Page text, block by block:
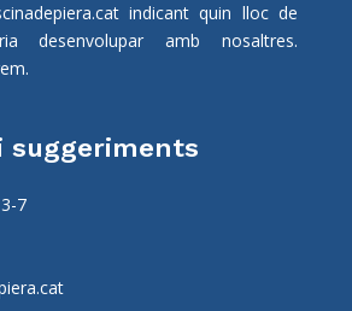
indicant quin lloc de
desenvolupar amb nosaltres.
suggeriments
7